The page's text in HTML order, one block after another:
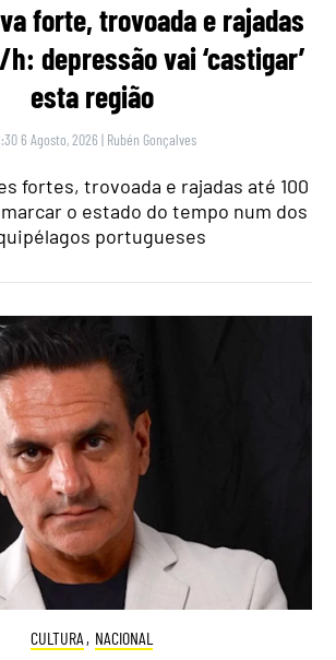
forte, trovoada e rajadas
depressão vai ‘castigar’
esta região
6 Agosto, 2026 | Rubén Gonçalves
fortes, trovoada e rajadas até 100
o estado do tempo num dos
portugueses
CULTURA , NACIONAL